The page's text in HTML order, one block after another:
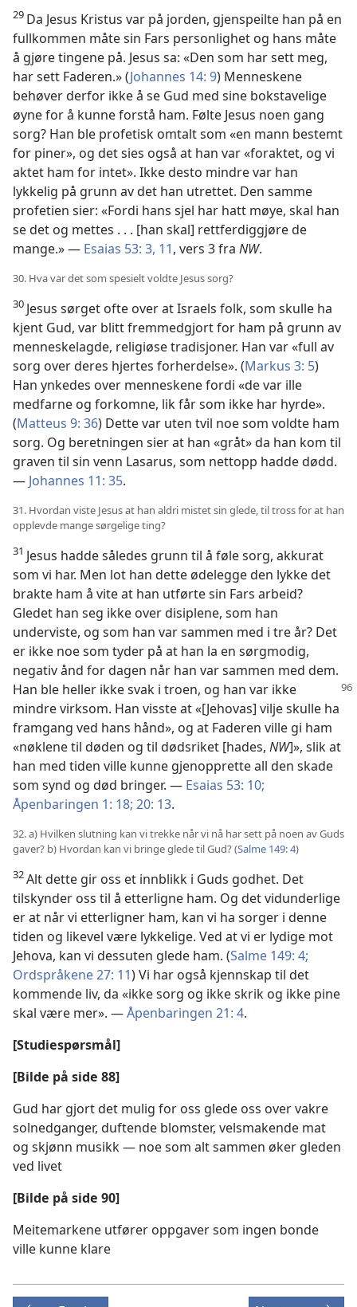
29 Da Jesus Kristus var på jorden, gjenspeilte han på en
fullkommen måte sin Fars personlighet og hans måte
å gjøre tingene på. Jesus sa: «Den som har sett meg,
har sett Faderen.» (Johannes 14: 9) Menneskene
behøver derfor ikke å se Gud med sine bokstavelige
øyne for å kunne forstå ham. Følte Jesus noen gang
sorg? Han ble profetisk omtalt som «en mann bestemt
for piner», og det sies også at han var «foraktet, og vi
aktet ham for intet». Ikke desto mindre var han
lykkelig på grunn av det han utrettet. Den samme
profetien sier: «Fordi hans sjel har hatt møye, skal han
se det og mettes . . . [han skal] rettferdiggjøre de
mange.» — Esaias 53: 3, 11, vers 3 fra NW.
30. Hva var det som spesielt voldte Jesus sorg?
30 Jesus sørget ofte over at Israels folk, som skulle ha
kjent Gud, var blitt fremmedgjort for ham på grunn av
menneskelagde, religiøse tradisjoner. Han var «full av
sorg over deres hjertes forherdelse». (Markus 3: 5)
Han ynkedes over menneskene fordi «de var ille
medfarne og forkomne, lik får som ikke har hyrde».
(Matteus 9: 36) Dette var uten tvil noe som voldte ham
sorg. Og beretningen sier at han «gråt» da han kom til
graven til sin venn Lasarus, som nettopp hadde dødd.
— Johannes 11: 35.
31. Hvordan viste Jesus at han aldri mistet sin glede, til tross for at han
opplevde mange sørgelige ting?
31 Jesus hadde således grunn til å føle sorg, akkurat
som vi har. Men lot han dette ødelegge den lykke det
brakte ham å vite at han utførte sin Fars arbeid?
Gledet han seg ikke over disiplene, som han
underviste, og som han var sammen med i tre år? Det
er ikke noe som tyder på at han la en sørgmodig,
negativ ånd for dagen når han var sammen med dem.
Han ble heller ikke svak i troen, og han var ikke
mindre virksom. Han visste at «[Jehovas] vilje skulle ha
framgang ved hans hånd», og at Faderen ville gi ham
«nøklene til døden og til dødsriket [hades, NW]», slik at
han med tiden ville kunne gjenopprette all den skade
som synd og død bringer. — Esaias 53: 10;
Åpenbaringen 1: 18; 20: 13.
32. a) Hvilken slutning kan vi trekke når vi nå har sett på noen av Guds
gaver? b) Hvordan kan vi bringe glede til Gud? (Salme 149: 4)
32Alt dette gir oss et innblikk i Guds godhet. Det
tilskynder oss til å etterligne ham. Og det vidunderlige
er at når vi etterligner ham, kan vi ha sorger i denne
tiden og likevel være lykkelige. Ved at vi er lydige mot
Jehova, kan vi dessuten glede ham. (Salme 149: 4;
Ordspråkene 27: 11) Vi har også kjennskap til det
kommende liv, da «ikke sorg og ikke skrik og ikke pine
skal være mer». —Åpenbaringen 21: 4.
[Studiespørsmål]
[Bilde på side 88]
Gud har gjort det mulig for oss glede oss over vakre
solnedganger, duftende blomster, velsmakende mat
og skjønn musikk — noe som alt sammen øker gleden
ved livet
[Bilde på side 90]
Meitemarkene utfører oppgaver som ingen bonde
ville kunne klare